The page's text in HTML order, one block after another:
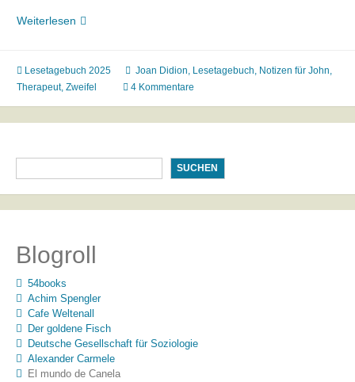
Weiterlesen Lesetagebuch
John“
(4)
Lesetagebuch 2025 Joan Didion Lesetagebuch Notizen für John
Therapeut, Zweifel 4 Kommentare
SUCHEN
Blogroll
54books
Achim Spengler
Cafe Weltenall
Der goldene Fisch
Deutsche Gesellschaft für Soziologie
Alexander Carmele
El mundo de Canela